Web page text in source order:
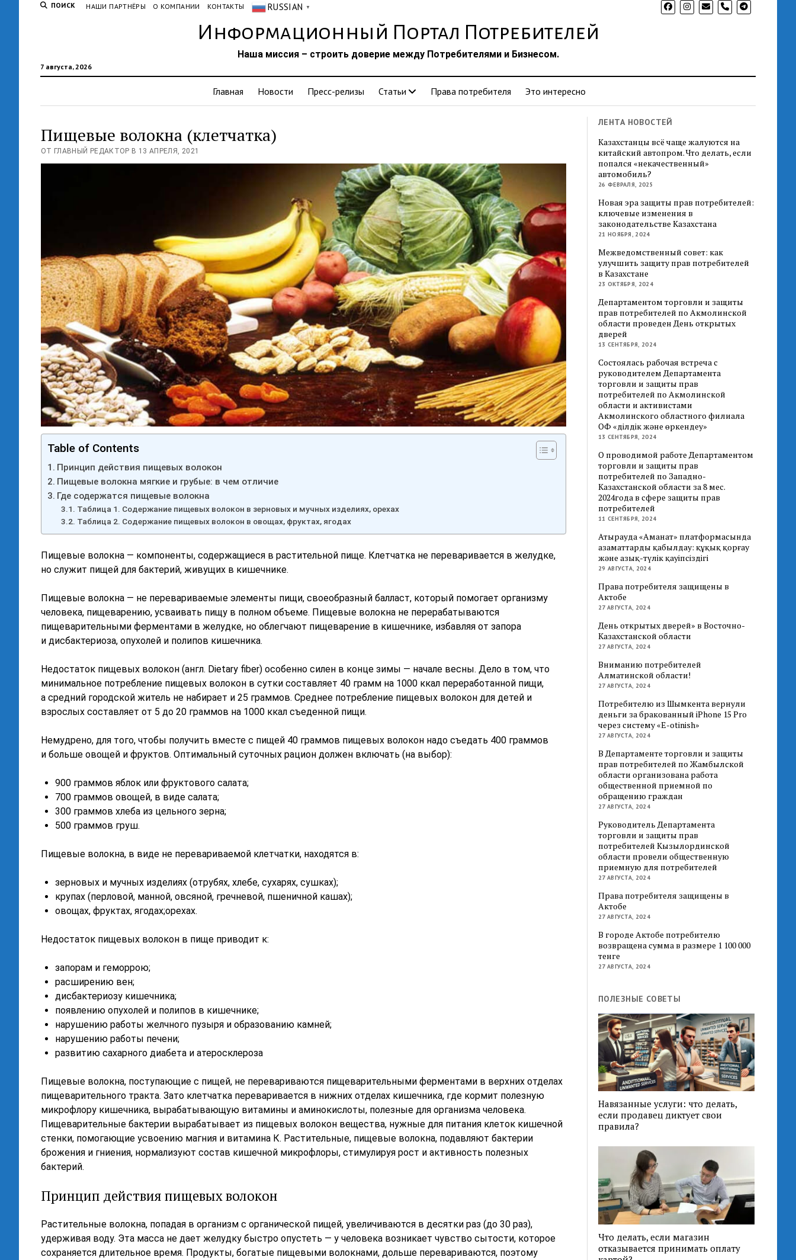
ПОИСК НАШИ ПАРТНЁРЫ О КОМПАНИИ КОНТАКТЫ RUSSIAN ▼ phone
Информационный Портал Потребителей
7 августа, 2026
Наша миссия – строить доверие между Потребителями и Бизнесом.
Главная Новости Пресс-релизы Статьи Права потребителя Это интересно
Пищевые волокна (клетчатка)
ОТ ГЛАВНЫЙ РЕДАКТОР В 13 АПРЕЛЯ, 2021
Table of Contents
Принцип действия пищевых волокон
Пищевые волокна мягкие и грубые: в чем отличие
Где содержатся пищевые волокна
Таблица 1. Содержание пищевых волокон в зерновых и мучных изделиях, орехах
Таблица 2. Содержание пищевых волокон в овощах, фруктах, ягодах
Пищевые волокна — компоненты, содержащиеся в растительной пище. Клетчатка не переваривается в желудке,
но служит пищей для бактерий, живущих в кишечнике.
Пищевые волокна — не перевариваемые элементы пищи, своеобразный балласт, который помогает организму
человека, пищеварению, усваивать пищу в полном объеме. Пищевые волокна не перерабатываются
пищеварительными ферментами в желудке, но облегчают пищеварение в кишечнике, избавляя от запора
и дисбактериоза, опухолей и полипов кишечника.
Недостаток пищевых волокон (англ. Dietary fiber) особенно силен в конце зимы — начале весны. Дело в том, что
минимальное потребление пищевых волокон в сутки составляет 40 грамм на 1000 ккал переработанной пищи,
а средний городской житель не набирает и 25 граммов. Среднее потребление пищевых волокон для детей и
взрослых составляет от 5 до 20 граммов на 1000 ккал съеденной пищи.
Немудрено, для того, чтобы получить вместе с пищей 40 граммов пищевых волокон надо съедать 400 граммов
и больше овощей и фруктов. Оптимальный суточных рацион должен включать (на выбор):
900 граммов яблок или фруктового салата;
700 граммов овощей, в виде салата;
300 граммов хлеба из цельного зерна;
500 граммов груш.
Пищевые волокна, в виде не перевариваемой клетчатки, находятся в:
зерновых и мучных изделиях (отрубях, хлебе, сухарях, сушках);
крупах (перловой, манной, овсяной, гречневой, пшеничной кашах);
овощах, фруктах, ягодах;орехах.
Недостаток пищевых волокон в пище приводит к:
запорам и геморрою;
расширению вен;
дисбактериозу кишечника;
появлению опухолей и полипов в кишечнике;
нарушению работы желчного пузыря и образованию камней;
нарушению работы печени;
развитию сахарного диабета и атеросклероза
Пищевые волокна, поступающие с пищей, не перевариваются пищеварительными ферментами в верхних отделах
пищеварительного тракта. Зато клетчатка переваривается в нижних отделах кишечника, где кормит полезную
микрофлору кишечника, вырабатывающую витамины и аминокислоты, полезные для организма человека.
Пищеварительные бактерии вырабатывает из пищевых волокон вещества, нужные для питания клеток кишечной
стенки, помогающие усвоению магния и витамина К. Растительные, пищевые волокна, подавляют бактерии
брожения и гниения, нормализуют состав кишечной микрофлоры, стимулируя рост и активность полезных
бактерий.
Принцип действия пищевых волокон
Растительные волокна, попадая в организм с органической пищей, увеличиваются в десятки раз (до 30 раз),
удерживая воду. Эта масса не дает желудку быстро опустеть — у человека возникает чувство сытости, которое
сохраняется длительное время. Продукты, богатые пищевыми волокнами, дольше перевариваются, поэтому
ЛЕНТА НОВОСТЕЙ
Казахстанцы всё чаще жалуются на
китайский автопром. Что делать, если
попался «некачественный»
автомобиль?
26 ФЕВРАЛЯ, 2025
Новая эра защиты прав потребителей:
ключевые изменения в
законодательстве Казахстана
21 НОЯБРЯ, 2024
Межведомственный совет: как
улучшить защиту прав потребителей
в Казахстане
23 ОКТЯБРЯ, 2024
Департаментом торговли и защиты
прав потребителей по Акмолинской
области проведен День открытых
дверей
13 СЕНТЯБРЯ, 2024
Состоялась рабочая встреча с
руководителем Департамента
торговли и защиты прав
потребителей по Акмолинской
области и активистами
Акмолинского областного филиала
ОФ «Әділдік және өркендеу»
13 СЕНТЯБРЯ, 2024
О проводимой работе Департаментом
торговли и защиты прав
потребителей по Западно-
Казахстанской области за 8 мес.
2024года в сфере защиты прав
потребителей
11 СЕНТЯБРЯ, 2024
Атырауда «Аманат» платформасында
азаматтарды қабылдау: құқық қорғау
және азық-түлік қауіпсіздігі
29 АВГУСТА, 2024
Права потребителя защищены в
Актобе
27 АВГУСТА, 2024
День открытых дверей» в Восточно-
Казахстанской области
27 АВГУСТА, 2024
Вниманию потребителей
Алматинской области!
27 АВГУСТА, 2024
Потребителю из Шымкента вернули
деньги за бракованный iPhone 15 Pro
через систему «E-otinish»
27 АВГУСТА, 2024
В Департаменте торговли и защиты
прав потребителей по Жамбылской
области организована работа
общественной приемной по
обращению граждан
27 АВГУСТА, 2024
Руководитель Департамента
торговли и защиты прав
потребителей Кызылординской
области провели общественную
приемную для потребителей
27 АВГУСТА, 2024
Права потребителя защищены в
Актобе
27 АВГУСТА, 2024
В городе Актобе потребителю
возвращена сумма в размере 1 100 000
тенге
27 АВГУСТА, 2024
ПОЛЕЗНЫЕ СОВЕТЫ
Навязанные услуги: что делать,
если продавец диктует свои
правила?
Что делать, если магазин
отказывается принимать оплату